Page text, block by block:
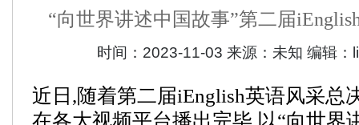
“向世界讲述中国故事”第二届
时间： 2023-11-03 来源： 未知 编辑：
近日,随着第二届iEnglish英语风采总
在各大视频平台播出完毕,以“向世界